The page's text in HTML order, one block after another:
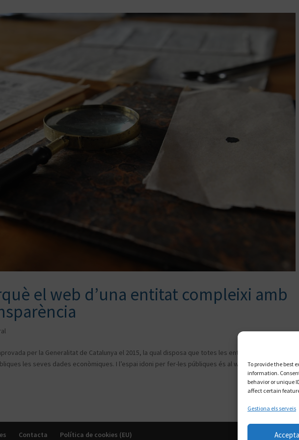
To provide the best
information.
behavior or unique
affect certain
Gestiona els serveis
Accepta
el web d’una entitat compleixi amb
per la Generalitat de Catalunya el 2015, la qual disposa que totes les entitats dels tercer
les seves dades econòmiques. I l’espai idoni per fer-les públiques és al web. D’aquesta
Contacta Política de cookies (EU)